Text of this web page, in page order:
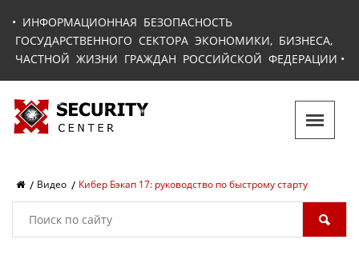
• ИНФОРМАЦИОННАЯ БЕЗОПАСНОСТЬ
ГОСУДАРСТВЕННОГО СЕКТОРА ЭКОНОМИКИ, БИЗНЕСА,
ЧАСТНОЙ ЖИЗНИ ГРАЖДАН РОССИЙСКОЙ ФЕДЕРАЦИИ •
Видео Кибер Бэкап 17: руководство по быстрому старту